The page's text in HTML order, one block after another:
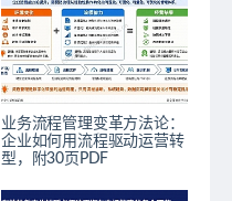
业务流程管理变革方法论：
企业如何用流程驱动运营转
型，附30页PDF